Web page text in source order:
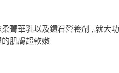
柔菁華乳以及鑽石營養劑 , 就大
肌膚超軟嫩